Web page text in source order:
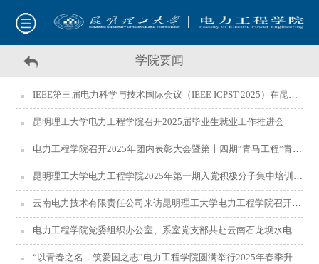
学院要闻
IEEE第三届电力科学与技术国际会议（IEEE ICPST 2025）在昆明圆满召开
昆明理工大学电力工程学院召开2025届毕业生就业工作推进会
电力工程学院召开2025年团内表彰大会暨第十四期“青马工程”青卓班开班仪式
昆明理工大学电力工程学院2025年第一期入党积极分子集中培训圆满结束
云南电力技术有限责任公司来访昆明理工大学电力工程学院召开对接交流会
电力工程学院党委组织办公室、系室党支部共赴云南石龙坝水电博物馆开展联建共建活动
“以青春之名，筑爱国之志”电力工程学院圆满举行2025年春季升国旗仪式